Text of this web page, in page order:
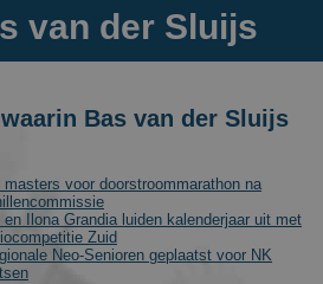
Bas van der Sluijs
voor doorstroommarathon na
Ilona Grandia luiden kalenderjaar uit met
Zuid
Neo-Senioren geplaatst voor NK